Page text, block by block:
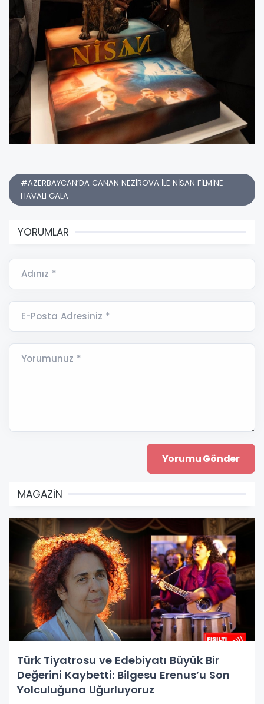
#AZERBAYCAN’DA CANAN NEZİROVA İLE NİSAN FİLMİNE
HAVALI GALA
YORUMLAR
Adınız *
E-Posta Adresiniz *
Yorumunuz *
MAGAZİN
Türk Tiyatrosu ve Edebiyatı Büyük Bir
Değerini Kaybetti: Bilgesu Erenus’u Son
Yolculuğuna Uğurluyoruz